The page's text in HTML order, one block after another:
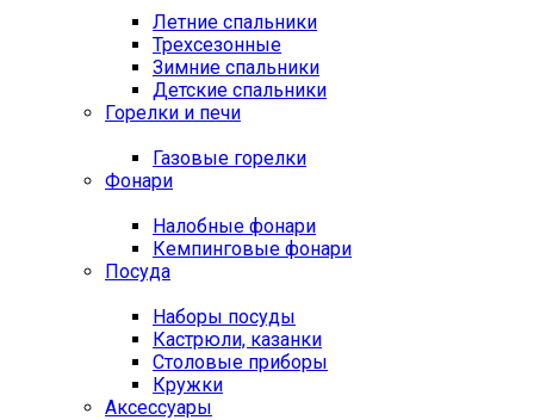
Летние спальники
Трехсезонные
Зимние спальники
Детские спальники
Горелки и печи
Газовые горелки
Фонари
Налобные фонари
Кемпинговые фонари
Посуда
Наборы посуды
Кастрюли, казанки
Столовые приборы
Кружки
Аксессуары